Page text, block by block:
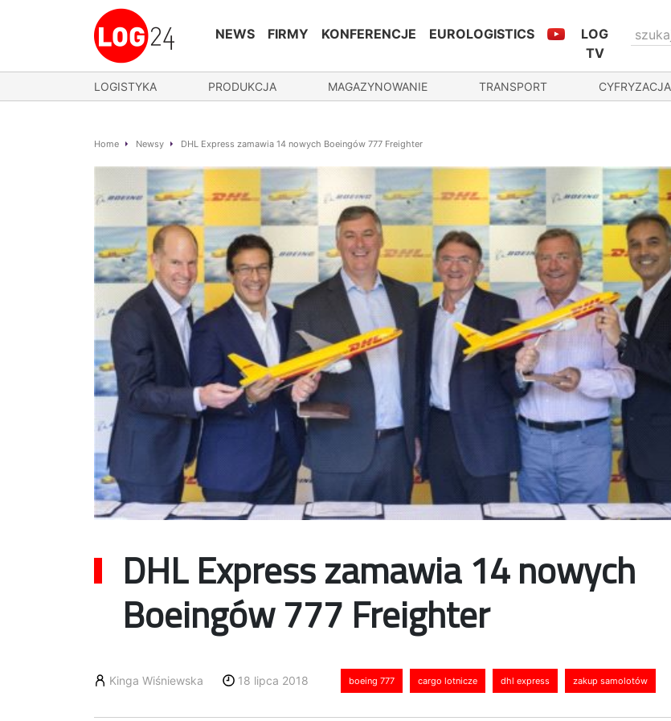
NEWS FIRMY KONFERENCJE EUROLOGISTICS
LOG
TV
LOGISTYKA PRODUKCJA MAGAZYNOWANIE TRANSPORT CYFRYZACJA
Home Newsy DHL Express zamawia 14 nowych Boeingów 777 Freighter
DHL Express zamawia 14 nowych
Boeingów 777 Freighter
Kinga Wiśniewska 18 lipca 2018 boeing 777 cargo lotnicze dhl express zakup samolotów